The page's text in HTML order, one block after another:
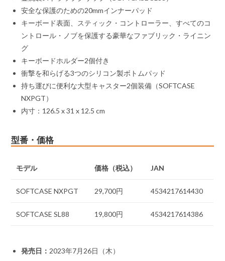
安全な保護のための20mmインナーパッド
キーボード表面、スティック・コントローラー、すべてのコ
ントロール・ノブを保護する豪華なファブリック・ライニン
グ
キーボードホルダー2個付き
衝撃を和らげる3つのシリコン製ボトムパッド
持ち運びに便利な大型キャスター2個装備（SOFTCASE
NXPGT）
内寸：126.5 x 31 x 12.5 cm
型番・価格
モデル 価格（税込） JAN
SOFTCASE NXPGT 29,700円 4534217614430
SOFTCASE SL88 19,800円 4534217614386
発売日： 2023年7月26日（木）